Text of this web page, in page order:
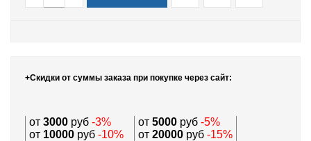
+Скидки от суммы заказа при покупке через сайт:
от 3000 руб -3% от 5000 руб -5%
от 10000 руб -10% от 20000 руб -15%